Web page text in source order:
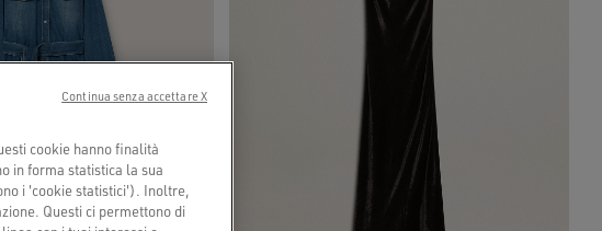
cookie hanno finalità
in forma statistica la sua
i 'cookie statistici'). Inoltre,
Questi ci permettono di
Continua senza accettare X